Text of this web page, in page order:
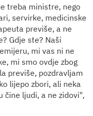
treba ministre, nego
servirke, medicinske
previše, a ne
Gdje ste? Naši
mi vas ni ne
mi smo ovdje zbog
previše, pozdravljam
lijepo zbori, ali neka
čine ljudi, a ne zidovi",